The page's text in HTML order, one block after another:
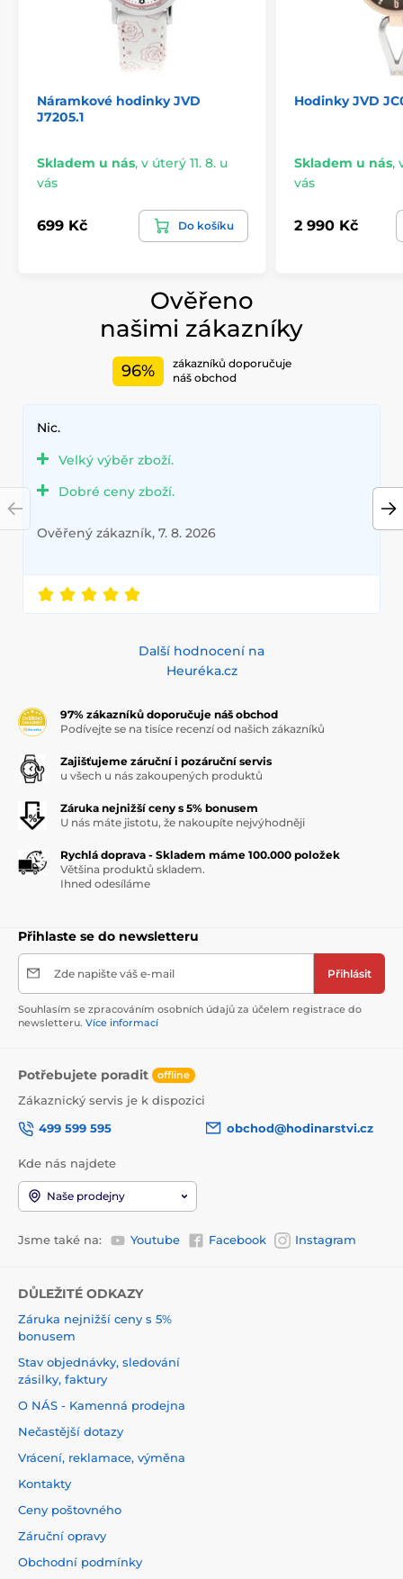
Náramkové hodinky JVD
J7205.1
Skladem u nás, v úterý 11. 8. u
vás
699 Kč Do košíku
Hodinky JVD
Skladem u nás,
vás
2 990 Kč
Ověřeno
našimi zákazníky
96%
zákazníků doporučuje
náš obchod
Nic.
Velký výběr zboží.
Dobré ceny zboží.
Ověřený zákazník, 7. 8. 2026
Další hodnocení na
Heuréka.cz
97% zákazníků doporučuje náš obchod
Podívejte se na tisíce recenzí od našich zákazníků
Zajišťujeme záruční i pozáruční servis
u všech u nás zakoupených produktů
Záruka nejnižší ceny s 5% bonusem
U nás máte jistotu, že nakoupíte nejvýhodněji
Rychlá doprava - Skladem máme 100.000 položek
Většina produktů skladem.
Ihned odesíláme
Přihlaste se do newsletteru
Zde napište váš e-mail Přihlásit
Souhlasím se zpracováním osobních údajů za účelem registrace do
newsletteru. Více informací
Potřebujete poradit offline
Zákaznický servis je k dispozici
499 599 595
obchod@hodinarstvi.cz
Kde nás najdete
Naše prodejny
Jsme také na: Youtube Facebook Instagram
DŮLEŽITÉ ODKAZY
Záruka nejnižší ceny s 5%
bonusem
Stav objednávky, sledování
zásilky, faktury
O NÁS - Kamenná prodejna
Nečastější dotazy
Vrácení, reklamace, výměna
Kontakty
Ceny poštovného
Záruční opravy
Obchodní podmínky